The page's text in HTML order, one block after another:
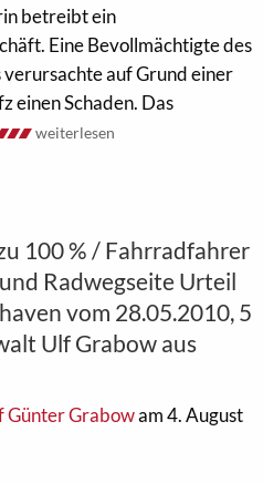
betreibt ein
Eine Bevollmächtigte des
auf Grund einer
einen Schaden. Das
weiterlesen
100 % / Fahrradfahrer
Radwegseite Urteil
vom 28.05.2010, 5
Ulf Grabow aus
Günter Grabowam 4. August